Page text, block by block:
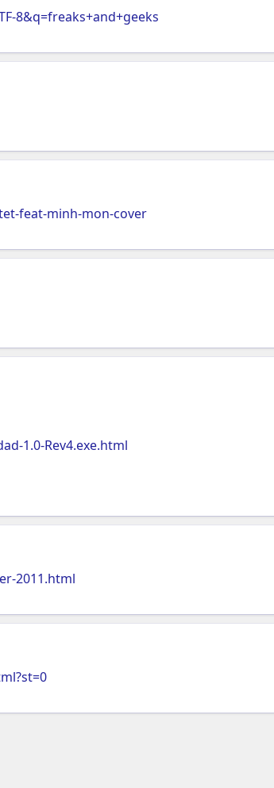
8&q=freaks+and+geeks
feat-minh-mon-cover
1.0-Rev4.exe.html
2011.html